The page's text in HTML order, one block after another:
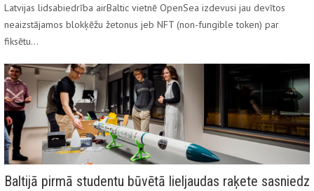
Latvijas lidsabiedrība airBaltic vietnē OpenSea izdevusi jau devītos
neaizstājamos blokķēžu žetonus jeb NFT (non-fungible token) par
fiksētu…
Baltijā pirmā studentu būvētā lieljaudas raķete sasniedz